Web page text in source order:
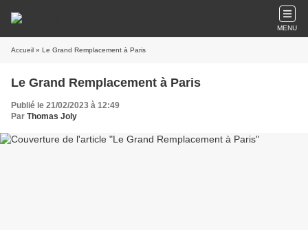
MENU
Accueil » Le Grand Remplacement à Paris
Le Grand Remplacement à Paris
Publié le 21/02/2023 à 12:49
Par Thomas Joly